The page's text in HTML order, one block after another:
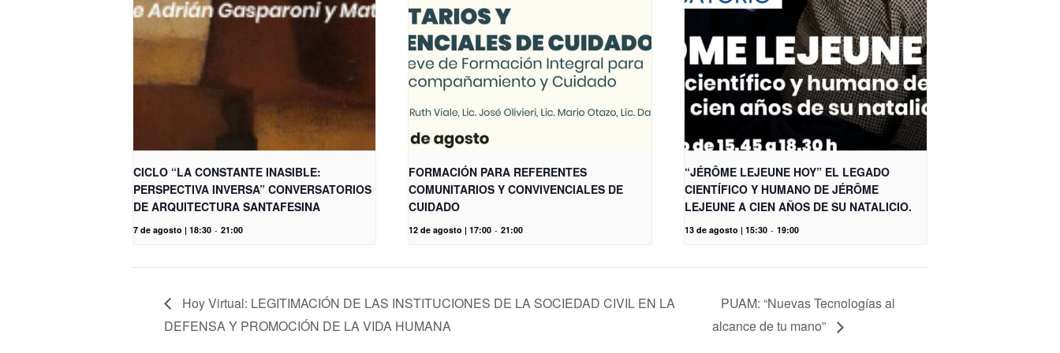
CICLO “LA CONSTANTE INASIBLE:
PERSPECTIVA INVERSA” CONVERSATORIOS
DE ARQUITECTURA SANTAFESINA
7 de agosto | 18:30 - 21:00
FORMACIÓN PARA REFERENTES
COMUNITARIOS Y CONVIVENCIALES DE
CUIDADO
12 de agosto | 17:00 - 21:00
“JÉRÔME LEJEUNE HOY” EL LEGADO
CIENTÍFICO Y HUMANO DE JÉRÔME
LEJEUNE A CIEN AÑOS DE SU NATALICIO.
13 de agosto | 15:30 - 19:00
Hoy Virtual: LEGITIMACIÓN DE LAS INSTITUCIONES DE LA SOCIEDAD CIVIL EN LA
DEFENSA Y PROMOCIÓN DE LA VIDA HUMANA
PUAM: “Nuevas Tecnologías al
alcance de tu mano”